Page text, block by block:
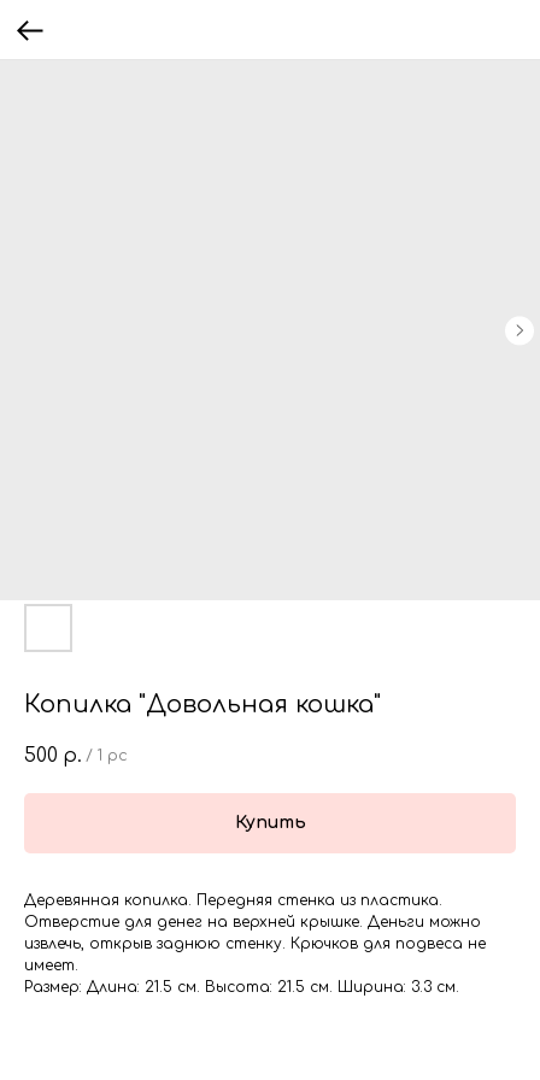
Копилка "Довольная кошка"
500 р. / 1 pc
Купить
Деревянная копилка. Передняя стенка из пластика.
Отверстие для денег на верхней крышке. Деньги можно
извлечь, открыв заднюю стенку. Крючков для подвеса не
имеет.
Размер: Длина: 21.5 см. Высота: 21.5 см. Ширина: 3.3 см.